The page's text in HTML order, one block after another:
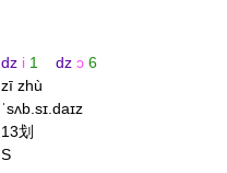
dz i 1 dz ɔ 6
zī zhù
ˈsʌb.sɪ.daɪz
13划
S